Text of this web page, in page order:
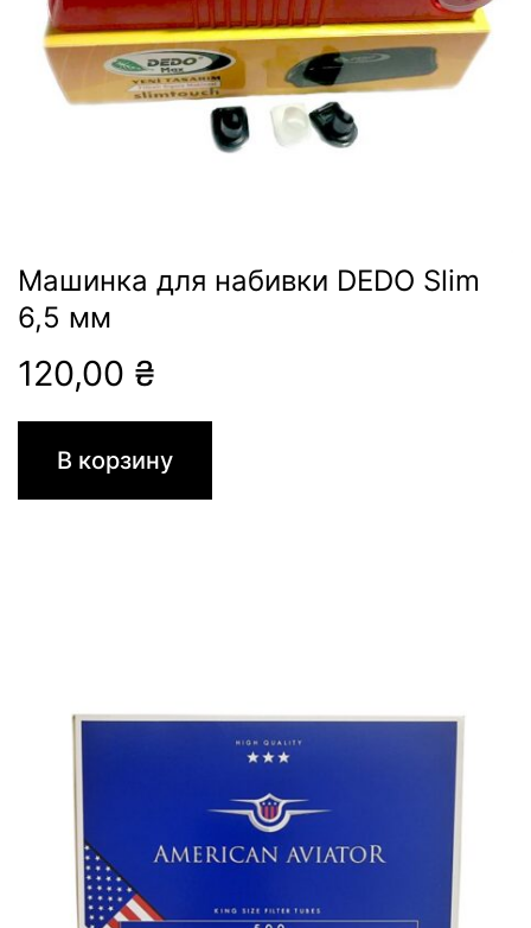
Машинка для набивки DEDO Slim
6,5 мм
120,00 ₴
В корзину